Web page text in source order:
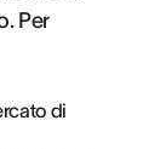
Per
di